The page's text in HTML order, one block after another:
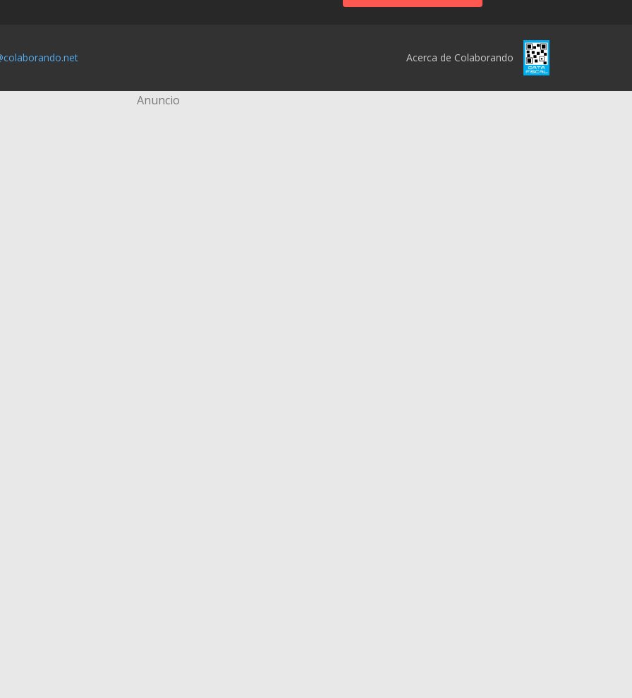
Acerca de Colaborando
Anuncio